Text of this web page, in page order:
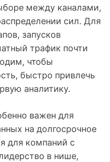
между каналами,
сил. Для
запусков
трафик почти
чтобы
быстро привлечь
аналитику.
важен для
на долгосрочное
для компаний с
в нише,